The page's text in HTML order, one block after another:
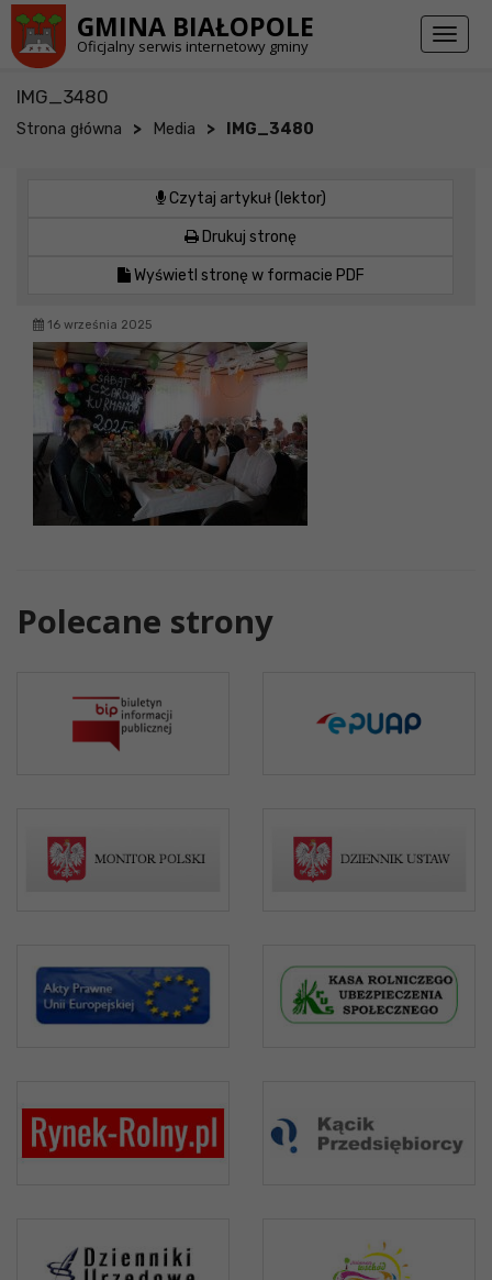
GMINA BIAŁOPOLE
Oficjalny serwis internetowy gminy
Toggle
IMG_3480
Strona główna > Media > IMG_3480
Czytaj artykuł (lektor)
Drukuj stronę
Wyświetl stronę w formacie PDF
16 września 2025
Polecane strony